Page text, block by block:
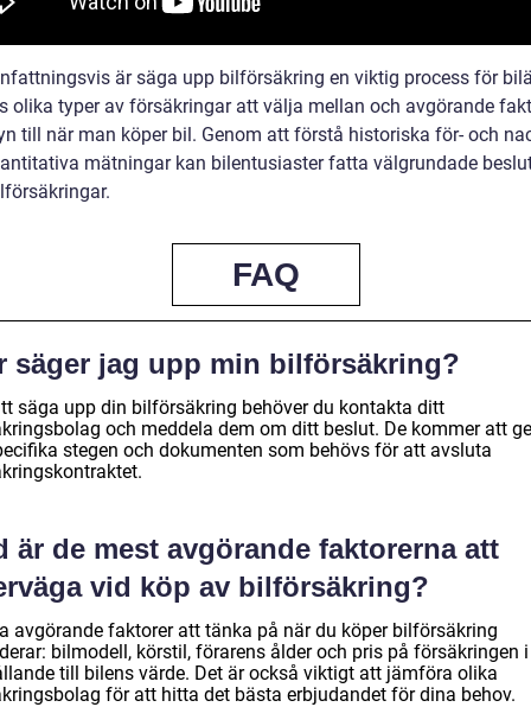
är säga upp bilförsäkring en viktig process för
olika typer av försäkringar att välja mellan och avgörande
till när man köper bil. Genom att förstå historiska för- och
mätningar kan bilentusiaster fatta välgrundade
FAQ
säger jag upp min bilförsäkring?
säga upp din bilförsäkring behöver du kontakta ditt
och meddela dem om ditt beslut. De kommer att
stegen och dokumenten som behövs för att avsluta
är de mest avgörande faktorerna att
vid köp av bilförsäkring?
avgörande faktorer att tänka på när du köper bilförsäkring
bilmodell, körstil, förarens ålder och pris på försäkringen i
till bilens värde. Det är också viktigt att jämföra olika
för att hitta det bästa erbjudandet för dina behov.